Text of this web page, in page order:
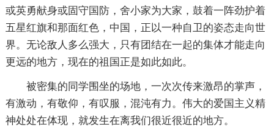
或英勇献身或固守国防，舍小家为大家，鼓着一阵劲护着
五星红旗和那面红色，中国，正以一种自卫的姿态走向世
界。无论敌人多么强大，只有团结在一起的集体才能走向
更远的地方，现在的祖国正是如此如此。
被密集的同学围坐的场地，一次次传来激昂的掌声，
有激动，有敬仰，有叹服，混沌有力。伟大的爱国主义精
神处处在体现，就发生在离我们很近很近的地方。